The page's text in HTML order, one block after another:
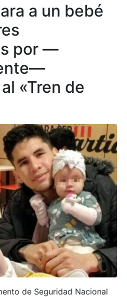
a un bebé
por —
«Tren de
de Seguridad Nacional